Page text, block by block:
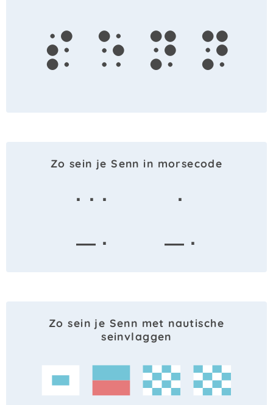
s e n n
Zo sein je Senn in morsecode
· · ·
·
— ·
— ·
Zo sein je Senn met nautische
seinvlaggen